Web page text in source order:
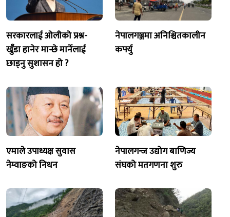
सरकारलाई ओलीको प्रश्न-
खुँडा हानेर मान्छे मार्नेलाई
छाड्नु सुशासन हो ?
नेपालगञ्जमा अनिश्चितकालीन
कर्फ्यु
एमाले उपाध्यक्ष सुवास
नेम्वाङको निधन
नेपालगन्ज उद्योग बाणिज्य
संघको मतगणना शुरु